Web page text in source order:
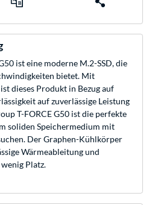
ist eine moderne M.2-SSD, die
bietet. Mit
dieses Produkt in Bezug auf
auf zuverlässige Leistung
T-FORCE G50 ist die perfekte
soliden Speichermedium mit
Der Graphen-Kühlkörper
Wärmeableitung und
Platz.